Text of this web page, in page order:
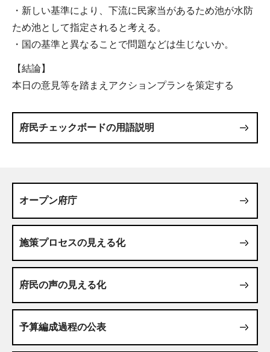
・新しい基準により、下流に民家当があるため池が水防
ため池として指定されると考える。
・国の基準と異なることで問題などは生じないか。
【結論】
本日の意見等を踏まえアクションプランを策定する
府民チェックボードの用語説明
オープン府庁
施策プロセスの見える化
府民の声の見える化
予算編成過程の公表